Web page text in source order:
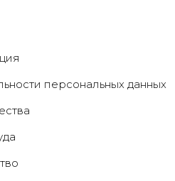
персональных данных